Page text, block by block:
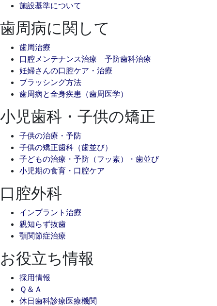
施設基準について
歯周病に関して
歯周治療
口腔メンテナンス治療 予防歯科治療
妊婦さんの口腔ケア・治療
ブラッシング方法
歯周病と全身疾患（歯周医学）
小児歯科・子供の矯正
子供の治療・予防
子供の矯正歯科（歯並び）
子どもの治療・予防（フッ素）・歯並び
小児期の食育・口腔ケア
口腔外科
インプラント治療
親知らず抜歯
顎関節症治療
お役立ち情報
採用情報
Ｑ＆Ａ
休日歯科診療医療機関